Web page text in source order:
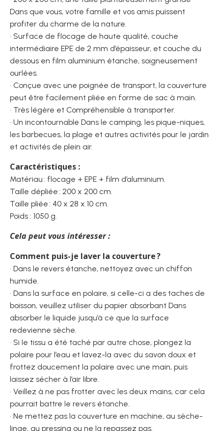
Dans que vous, votre famille et vos amis puissent
profiter du charme de la nature.
• Surface de flocage de haute qualité, couche
intermédiaire EPE de 2 mm d’épaisseur, et couche du
dessous en film aluminium étanche, soigneusement
ourlées.
• Conçue avec une poignée de transport, la couverture
peut être facilement pliée en forme de sac à main.
• Très légère et Compréhensible à transporter.
• Un incontournable Dans le camping, les pique-niques,
les barbecues, la plage et autres activités pour le jardin
et activités de plein air.
Caractéristiques :
Matériau : flocage + EPE + film d’aluminium.
Taille dépliée : 200 x 200 cm.
Taille pliée : 40 x 28 x 10 cm.
Poids : 1050 g.
Cela peut vous intéresser :
Comment puis-je laver la couverture ?
• Dans le revers étanche, nettoyez avec un chiffon
humide.
• Dans la surface en polaire, si celle-ci a des taches de
boisson, veuillez utiliser du papier absorbant Dans
absorber le liquide jusqu’à ce que la surface
redevienne sèche.
• Si le tissu a été taché par autre chose, plongez la
polaire pour l’eau et lavez-la avec du savon doux et
frottez doucement la polaire avec une main, puis
laissez sécher à l’air libre.
• Veillez à ne pas frotter avec les deux mains, car cela
pourrait battre le revers étanche.
• Ne mettez pas la couverture en machine, au sèche-
linge, au pressing ou ne la repassez pas.